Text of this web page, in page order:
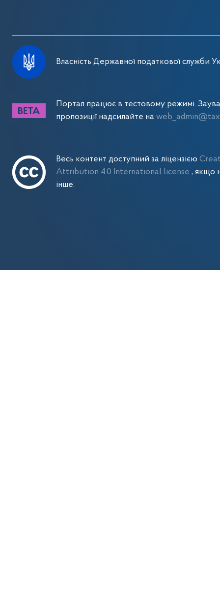
Власність Державної податкової служби
Портал працює в тестовому режимі.
пропозиції надсилайте на
Весь контент доступний за ліцензією
Attribution 4.0 International license, якщо
інше.